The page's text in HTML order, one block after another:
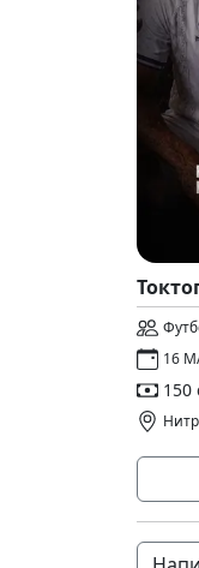
16
150